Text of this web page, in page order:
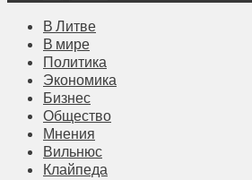
В Литве
В мире
Политика
Экономика
Бизнес
Общество
Мнения
Вильнюс
Клайпеда